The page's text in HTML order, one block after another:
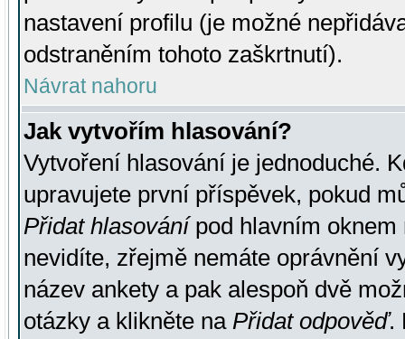
nastavení profilu (je možné
odstraněním tohoto zaškrtnutí).
Návrat nahoru
Jak vytvořím hlasování?
Vytvoření hlasování je jednoduché.
upravujete první příspěvek, pokud
Přidat hlasovánípod hlavním oknem
nevidíte, zřejmě nemáte oprávnění
název ankety a pak alespoň dvě
otázky a klikněte na Přidat odpověď.